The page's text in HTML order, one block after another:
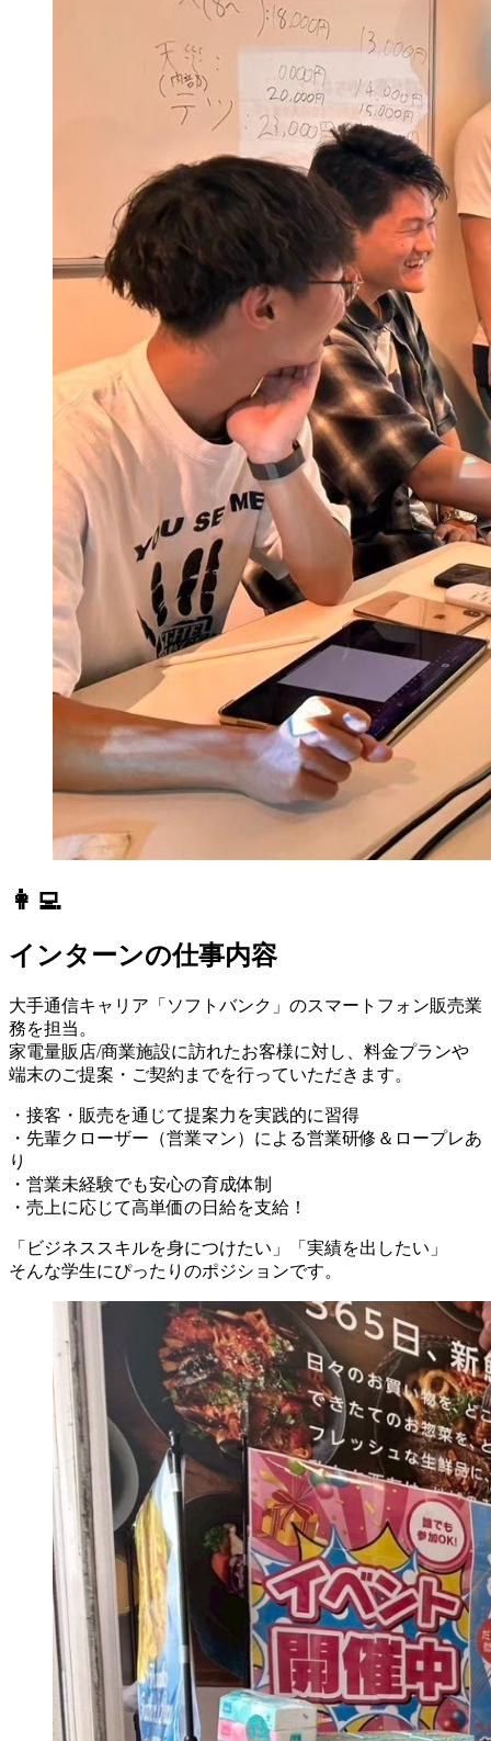
👩‍💻
インターンの仕事内容
大手通信キャリア「ソフトバンク」のスマートフォン販売業
務を担当。
家電量販店/商業施設に訪れたお客様に対し、料金プランや
端末のご提案・ご契約までを行っていただきます。
・接客・販売を通じて提案力を実践的に習得
・先輩クローザー（営業マン）による営業研修＆ロープレあ
り
・営業未経験でも安心の育成体制
・売上に応じて高単価の日給を支給！
「ビジネススキルを身につけたい」「実績を出したい」
そんな学生にぴったりのポジションです。